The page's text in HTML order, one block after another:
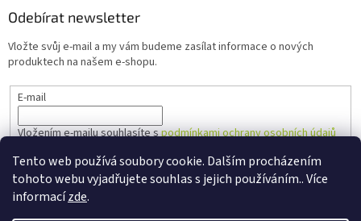
Tento web používá soubory cookie. Dalším procházením
tohoto webu vyjadřujete souhlas s jejich používáním.. Více
informacízde.
Odebírat newsletter
Vložte svůj e-mail a my vám budeme zasílat informace o nových
produktech na našem e-shopu.
E-mail
Vložením e-mailu souhlasíte spodmínkami ochrany osobních údajů
PŘIHLÁSIT SE